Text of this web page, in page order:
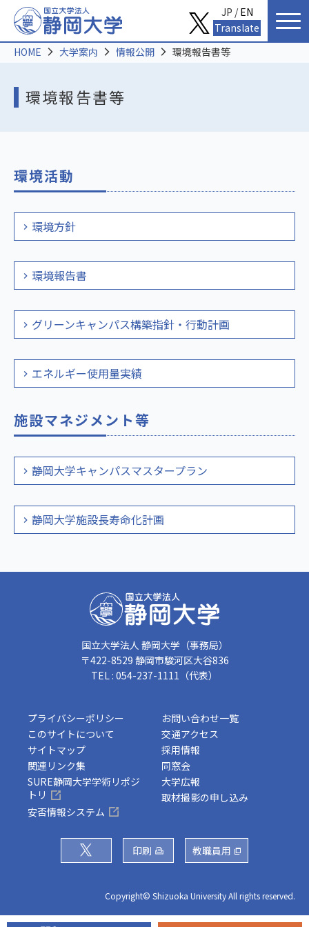
環境報告書等
HOME 大学案内 情報公開 環境報告書等
環境活動
環境方針
環境報告書
グリーンキャンパス構築指針・行動計画
エネルギー使用量実績
施設マネジメント等
静岡大学キャンパスマスタープラン
静岡大学施設長寿命化計画
国立大学法人 静岡大学（事務局）
〒422-8529 静岡市駿河区大谷836
TEL : 054-237-1111（代表）
プライバシーポリシー
このサイトについて
サイトマップ
関連リンク集
お問い合わせ一覧
交通アクセス
採用情報
同窓会
SURE静岡大学学術リポジ
トリ
安否情報システム
大学広報
取材撮影の申し込み
印刷 教職員用
Copyright© Shizuoka University All rights reserved.
JP /EN
Translate